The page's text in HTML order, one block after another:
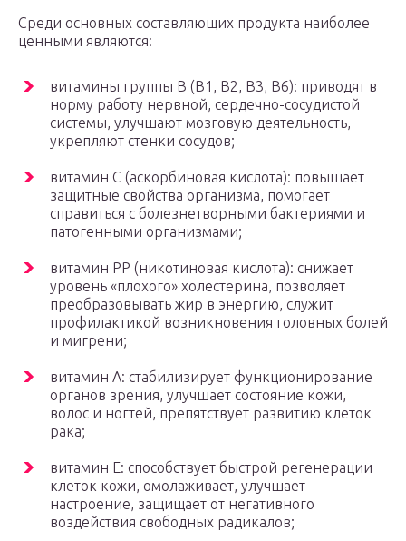
Среди основных составляющих продукта наиболее
ценными являются:
витамины группы В (В1, В2, В3, В6): приводят в
норму работу нервной, сердечно-сосудистой
системы, улучшают мозговую деятельность,
укрепляют стенки сосудов;
витамин С (аскорбиновая кислота): повышает
защитные свойства организма, помогает
справиться с болезнетворными бактериями и
патогенными организмами;
витамин РР (никотиновая кислота): снижает
уровень «плохого» холестерина, позволяет
преобразовывать жир в энергию, служит
профилактикой возникновения головных болей
и мигрени;
витамин А: стабилизирует функционирование
органов зрения, улучшает состояние кожи,
волос и ногтей, препятствует развитию клеток
рака;
витамин Е: способствует быстрой регенерации
клеток кожи, омолаживает, улучшает
настроение, защищает от негативного
воздействия свободных радикалов;